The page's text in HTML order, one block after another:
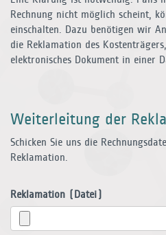
Rechnung nicht möglich scheint,
einschalten. Dazu benötigen wir
die Reklamation des
elektronisches Dokument in einer
Weiterleitung der
Schicken Sie uns die
Reklamation.
Reklamation (Datei)